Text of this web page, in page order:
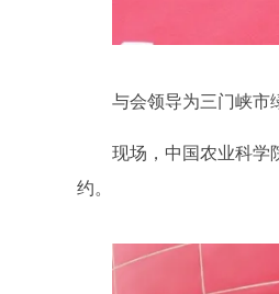
与会领导为三门峡市
现场，中国农业科学
约。